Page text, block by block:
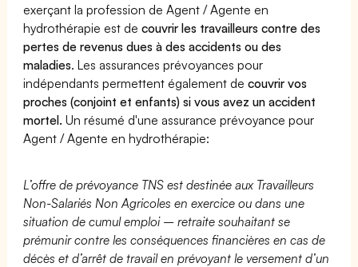
exerçant la profession de Agent / Agente en
hydrothérapie est decouvrir les travailleurs contre des
pertes de revenus dues à des accidents ou des
maladies. Les assurances prévoyances pour
indépendants permettent également decouvrir vos
proches (conjoint et enfants) si vous avez un accident
mortel. Un résumé d'une assurance prévoyance pour
Agent / Agente en hydrothérapie:
L’offre de prévoyance TNS est destinée aux Travailleurs
Non-Salariés Non Agricoles en exercice ou dans une
situation de cumul emploi – retraite souhaitant se
prémunir contre les conséquences financières en cas de
décès et d’arrêt de travail en prévoyant le versement d’un